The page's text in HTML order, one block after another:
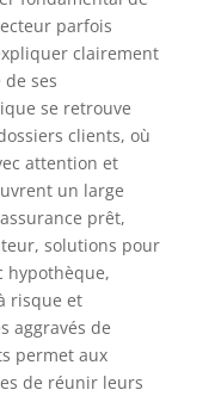
parfois
clairement
ses
se retrouve
clients, où
attention et
un large
prêt,
solutions pour
hypothèque,
risque et
aggravés de
permet aux
de réunir leurs